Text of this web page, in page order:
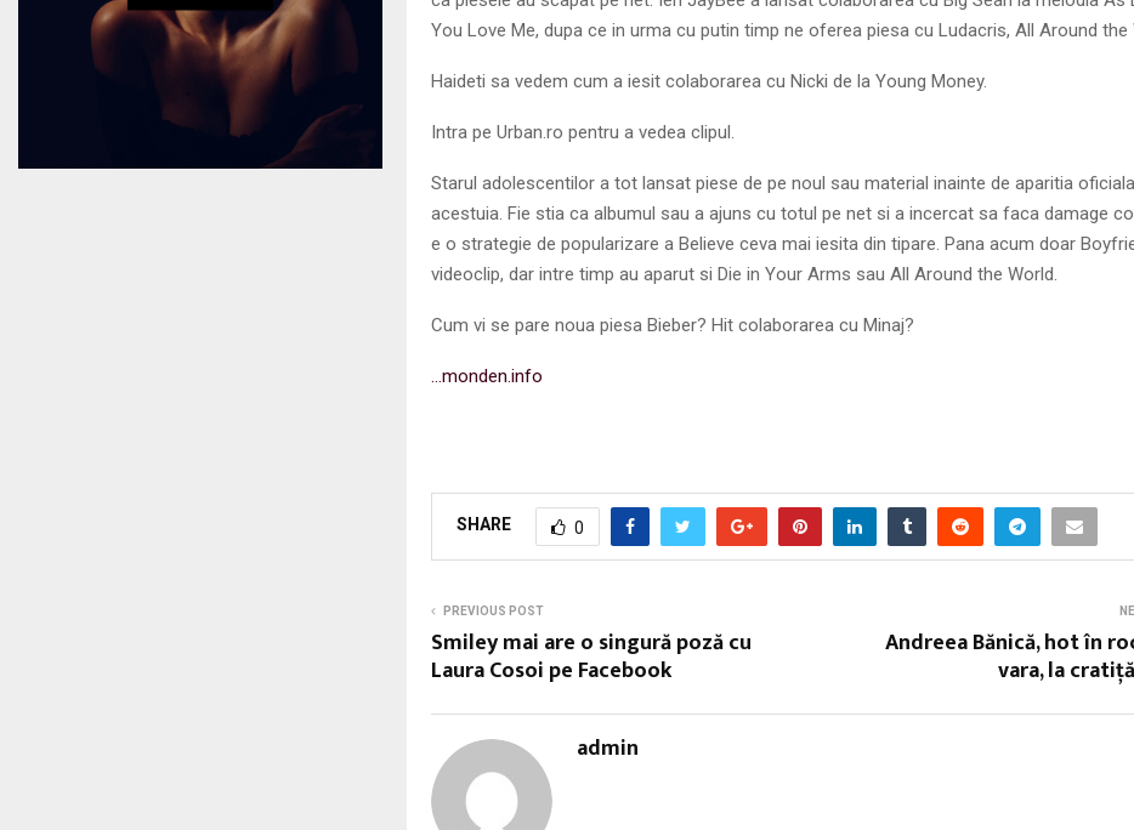
You Love Me, dupa ce in urma cu putin timp ne oferea piesa cu Ludacris, All Around the
Haideti sa vedem cum a iesit colaborarea cu Nicki de la Young Money.
Intra pe Urban.ro pentru a vedea clipul.
Starul adolescentilor a tot lansat piese de pe noul sau material inainte de aparitia
acestuia. Fie stia ca albumul sau a ajuns cu totul pe net si a incercat sa faca damage
e o strategie de popularizare a Believe ceva mai iesita din tipare. Pana acum doar
videoclip, dar intre timp au aparut si Die in Your Arms sau All Around the World.
Cum vi se pare noua piesa Bieber? Hit colaborarea cu Minaj?
…monden.info
SHARE 0
PREVIOUS POST
Smiley mai are o singură poză cu
Laura Cosoi pe Facebook
Andreea Bănică, hot în
vara, la
admin